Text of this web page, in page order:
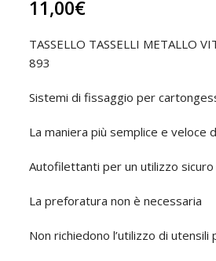
11,00€
TASSELLO TASSELLI METALLO
893
Sistemi di fissaggio per
La maniera più semplice e
Autofilettanti per un utilizzo
La preforatura non è necessaria
Non richiedono l’utilizzo di utensili